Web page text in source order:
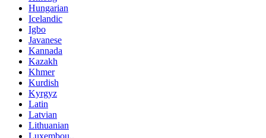
Hungarian
Icelandic
Igbo
Javanese
Kannada
Kazakh
Khmer
Kurdish
Kyrgyz
Latin
Latvian
Lithuanian
Luxembou..